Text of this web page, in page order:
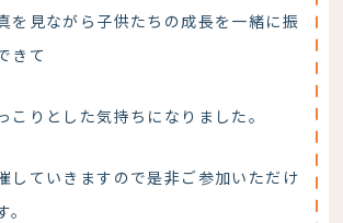
を見ながら子供たちの成長を一緒に振
きて
こりとした気持ちになりました。
していきますので是非ご参加いただけ